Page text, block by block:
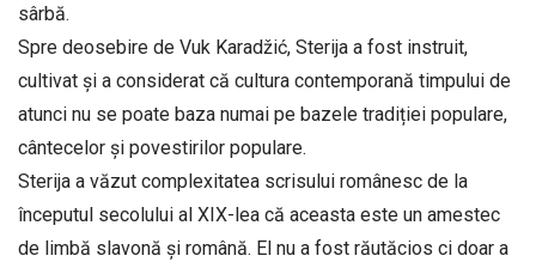
sârbă.
Spre deosebire de Vuk Karadžić, Sterija a fost instruit,
cultivat și a considerat că cultura contemporană timpului de
atunci nu se poate baza numai pe bazele tradiției populare,
cântecelor și povestirilor populare.
Sterija a văzut complexitatea scrisului românesc de la
începutul secolului al XIX-lea că aceasta este un amestec
de limbă slavonă și română. El nu a fost răutăcios ci doar a